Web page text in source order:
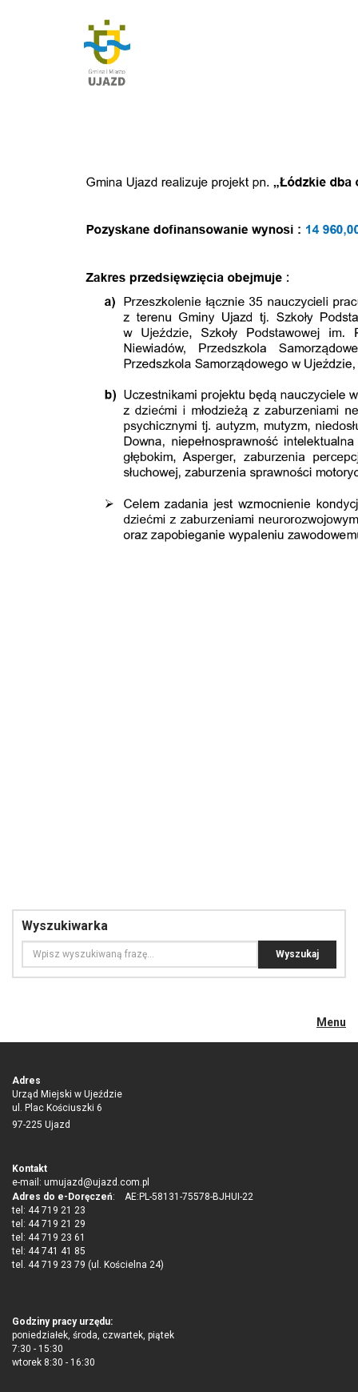
Wyszukiwarka
Menu
Adres
Urząd Miejski w Ujeździe
ul. Plac Kościuszki 6
97-225 Ujazd
Kontakt
e-mail: umujazd@ujazd.com.pl
Adres do e-Doręczeń: AE:PL-58131-75578-BJHUI-22
tel: 44 719 21 23
tel: 44 719 21 29
tel: 44 719 23 61
tel: 44 741 41 85
tel. 44 719 23 79 (ul. Kościelna 24)
Godziny pracy urzędu:
poniedziałek, środa, czwartek, piątek
7:30 - 15:30
wtorek 8:30 - 16:30